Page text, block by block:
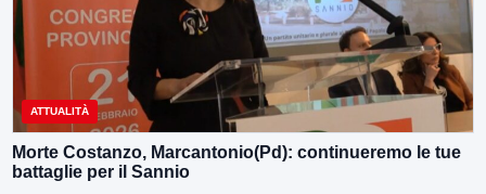
ATTUALITÀ
Morte Costanzo, Marcantonio(Pd): continueremo le tue
battaglie per il Sannio